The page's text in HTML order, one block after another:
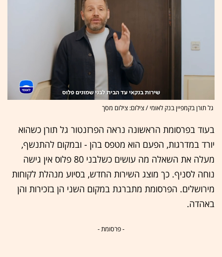
גל תורן בקמפיין בנק לאומי / צילום: צילום מסך
בעוד בפרסומת הראשונה נראה הפרזנטור גל תורן כשהוא
יורד במדרגות, הפעם הוא מטפס בהן - ובמקום להתנשף,
מעלה את השאלה מה עושים כשלבני 80 פלוס אין גישה
נוחה לסניף. כך מוצג השירות החדש, בסיוע מנהלת לקוחות
מירושלים. הפרסומת מתברגת במקום השני הן בזכירות והן
באהדה.
- פרסומת -